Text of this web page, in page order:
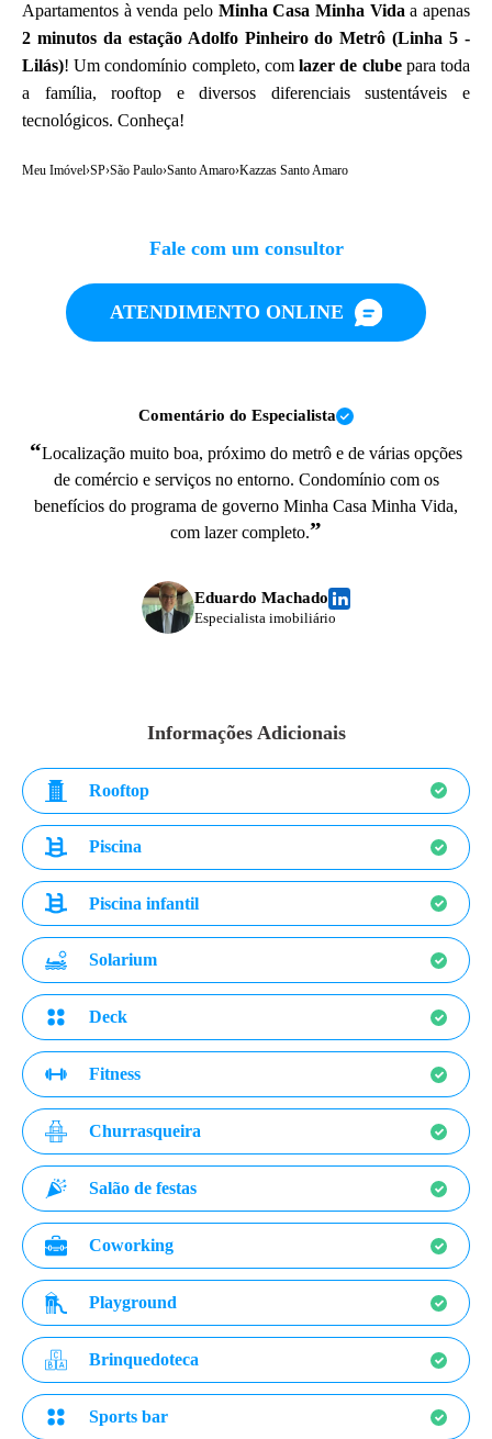
Apartamentos à venda pelo Minha Casa Minha Vida a apenas
2 minutos da estação Adolfo Pinheiro do Metrô (Linha 5 -
Lilás)! Um condomínio completo, comlazer de clubepara toda
a família, rooftop e diversos diferenciais sustentáveis e
tecnológicos. Conheça!
Meu Imóvel›SP›São Paulo›Santo Amaro›Kazzas Santo Amaro
Fale com um consultor
ATENDIMENTO ONLINE
Comentário do Especialista
“Localização muito boa, próximo do metrô e de várias opções
de comércio e serviços no entorno. Condomínio com os
benefícios do programa de governo Minha Casa Minha Vida,
com lazer completo.”
Eduardo Machado
Especialista imobiliário
Informações Adicionais
Rooftop
Piscina
Piscina infantil
Solarium
Deck
Fitness
Churrasqueira
Salão de festas
Coworking
Playground
Brinquedoteca
Sports bar